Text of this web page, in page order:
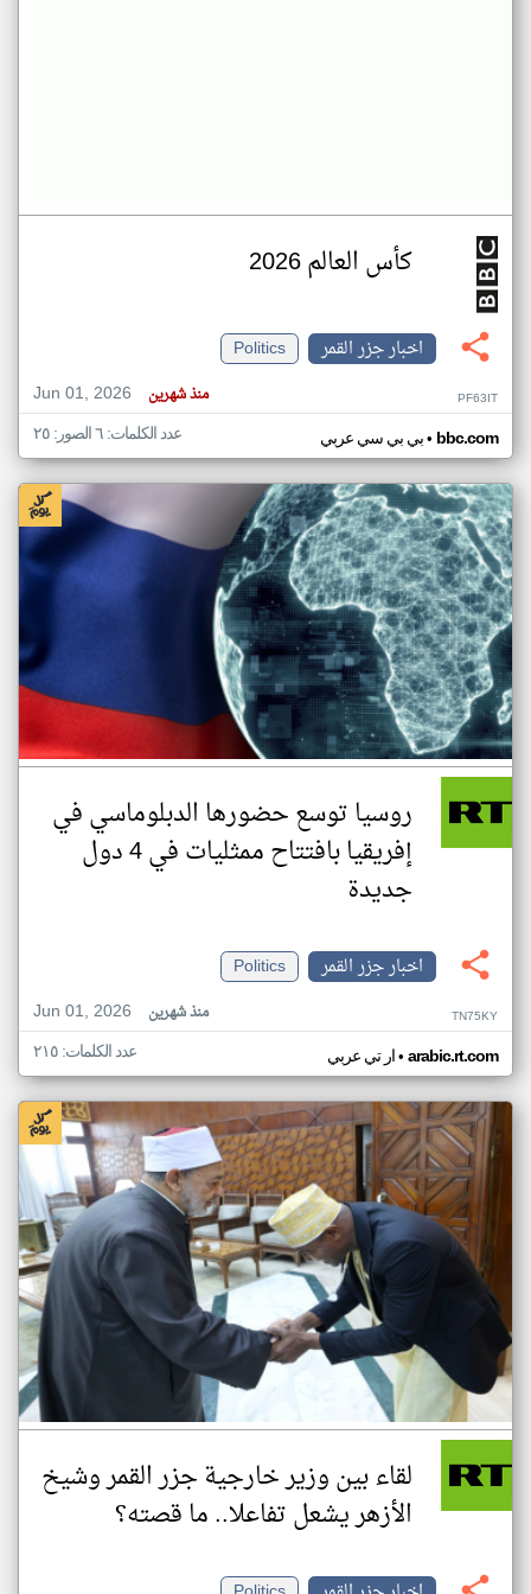
كأس العالم 2026
اخبار جزر القمر
Politics
Jun 01, 2026
منذ شهرين PF63IT
بي بي سي عربي• bbc.com عدد الكلمات: ٦ الصور: ٢٥
روسيا توسع حضورها الدبلوماسي في
إفريقيا بافتتاح ممثليات في 4 دول
جديدة
اخبار جزر القمر
Politics
Jun 01, 2026
منذ شهرين TN75KY
ار تي عربي• arabic.rt.com عدد الكلمات: ٢١٥
لقاء بين وزير خارجية جزر القمر وشيخ
الأزهر يشعل تفاعلا.. ما قصته؟